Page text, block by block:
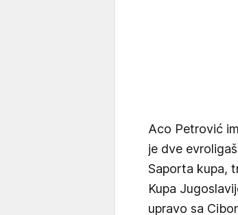
Aco Petrović
je dve
Saporta kupa,
Kupa
upravo sa